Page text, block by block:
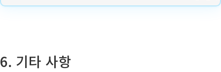
6. 기타 사항